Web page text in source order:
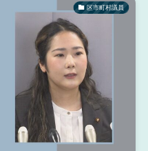
区市町村議員